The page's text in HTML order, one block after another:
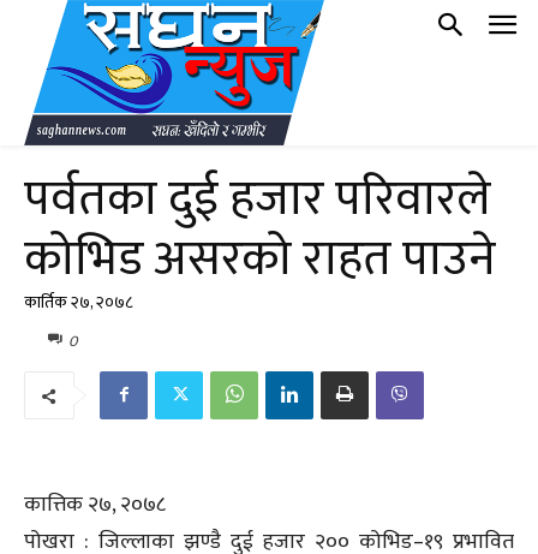
पर्वतका दुई हजार परिवारले
कोभिड असरको राहत पाउने
कार्तिक २७, २०७८
0
कात्तिक २७, २०७८
पोखरा : जिल्लाका झण्डै दुई हजार २०० कोभिड–१९ प्रभावित